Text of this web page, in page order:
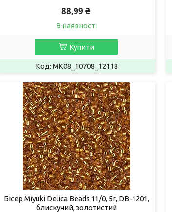
88,99 ₴
В наявності
Купити
MK08_10708_12118
Бісер Miyuki Delica Beads 11/0, 5г, DB-1201,
блискучий, золотистий